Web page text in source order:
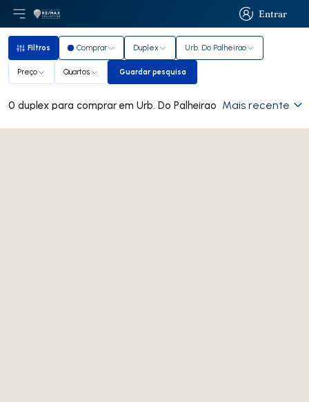
Entrar
Entrar
Abri menu principal
LogoIr para página inicial
Filtros
Filtros Comprar Duplex Urb. Do Palheirao
Preço Quartos Guardar pesquisa
Guardar pesquisa
0 duplex para comprar em Urb. Do Palheirao Mais recente